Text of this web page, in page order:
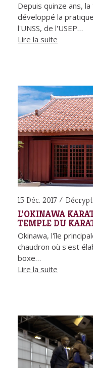
Depuis quinze ans,
développé la
l'UNSS, de l'USEP…
Lire la suite
15 Déc. 2017
L’OKINAWA
TEMPLE DU
Okinawa, l'île
chaudron où s'est
boxe…
Lire la suite